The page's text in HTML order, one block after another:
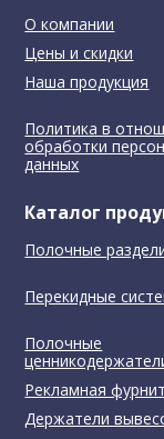
О компании
Цены и скидки
Наша продукция
Политика в
обработки
данных
Каталог
Полочные
Перекидные
Полочные
Рекламная
Держатели